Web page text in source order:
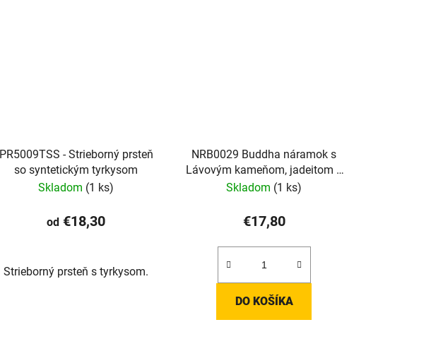
PR5009TSS - Strieborný prsteň
so syntetickým tyrkysom
Skladom (1 ks)
od €18,30
Strieborný prsteň s tyrkysom.
NRB0029 Buddha náramok s
Lávovým kameňom, jadeitom a
tyrkysom
Skladom (1 ks)
€17,80
DO KOŠÍKA